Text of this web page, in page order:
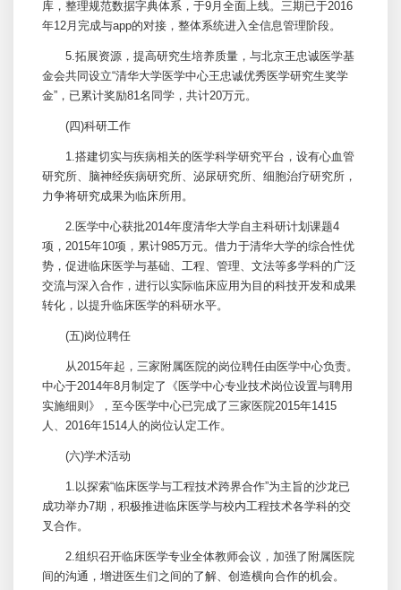
库，整理规范数据字典体系，于9月全面上线。三期已于2016
年12月完成与app的对接，整体系统进入全信息管理阶段。
5.拓展资源，提高研究生培养质量，与北京王忠诚医学基
金会共同设立“清华大学医学中心王忠诚优秀医学研究生奖学
金”，已累计奖励81名同学，共计20万元。
(四)科研工作
1.搭建切实与疾病相关的医学科学研究平台，设有心血管
研究所 、脑神经疾病研究所 、泌尿研究所 、细胞治疗研究所 ，
力争将研究成果为临床所用。
2.医学中心获批2014年度清华大学自主科研计划课题4
项，2015年10项，累计985万元。借力于清华大学的综合性优
势，促进临床医学与基础、工程、管理、文法等多学科的广泛
交流与深入合作，进行以实际临床应用为目的科技开发和成果
转化，以提升临床医学的科研水平。
(五)岗位聘任
从2015年起，三家附属医院的岗位聘任由医学中心负责。
中心于2014年8月制定了《医学中心专业技术岗位设置与聘用
实施细则》，至今医学中心已完成了三家医院2015年1415
人、2016年1514人的岗位认定工作。
(六)学术活动
1.以探索“临床医学与工程技术跨界合作”为主旨的沙龙已
成功举办7期，积极推进临床医学与校内工程技术各学科的交
叉合作。
2.组织召开临床医学专业全体教师会议，加强了附属医院
间的沟通，增进医生们之间的了解、创造横向合作的机会。